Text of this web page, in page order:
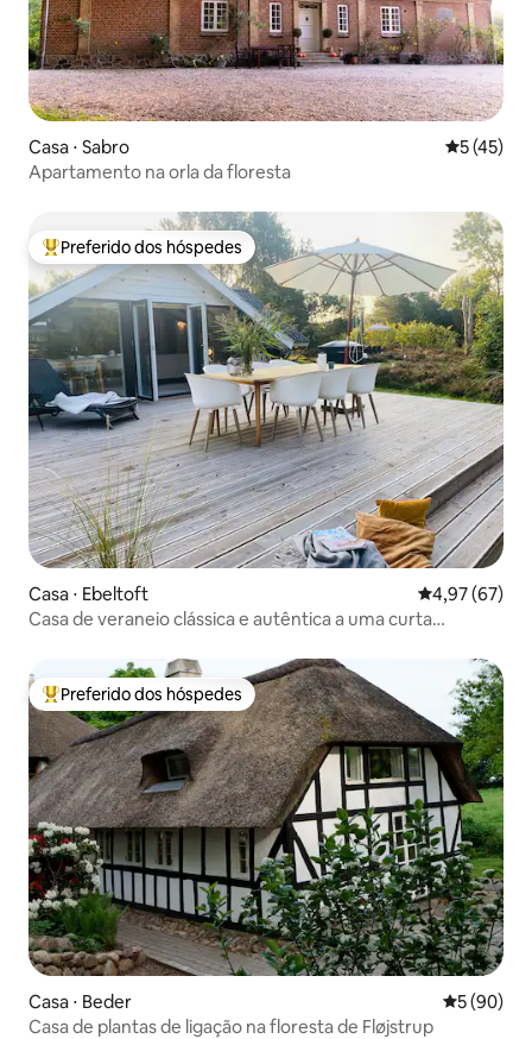
Casa ⋅ Sabro 5 de uma
5 (45)
Apartamento na orla da floresta
Entre os melhores preferidos dos hóspedes
Preferido dos hóspedes
Casa ⋅ Ebeltoft 4,97 de uma
4,97 (67)
Casa de veraneio clássica e autêntica a uma curta
Entre os melhores preferidos dos hóspedes
Preferido dos hóspedes
Casa ⋅ Beder 5 de uma
5 (90)
Casa de plantas de ligação na floresta de Fløjstrup